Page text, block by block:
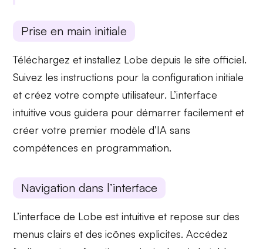
Prise en main initiale
Téléchargez et installez Lobe depuis le site officiel.
Suivez les instructions pour la configuration initiale
et créez votrecompte utilisateur. L’interface
intuitive vous guidera pour démarrer facilement et
créer votre premier modèle d’IA sans
compétences en programmation.
Navigation dans l’interface
L’interface de Lobe est intuitive et repose sur des
menus clairs et desicônes explicites. Accédez